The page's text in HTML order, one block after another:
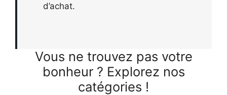
d’achat.
Vous ne trouvez pas votre
bonheur ? Explorez nos
catégories !